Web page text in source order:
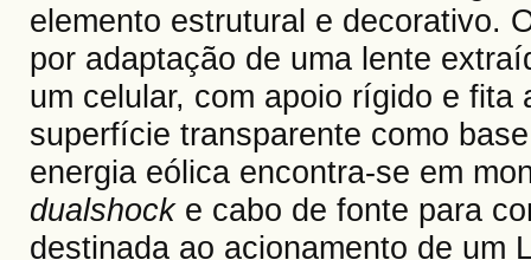
elemento estrutural e decorativo.
por adaptação de uma lente
um celular, com apoio rígido e
superfície transparente como
energia eólica encontra-se em
dualshocke cabo de fonte para
destinada ao acionamento de um